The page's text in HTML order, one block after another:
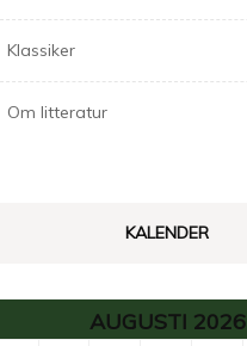
Klassiker
Om litteratur
KALENDER
AUGUSTI 2026